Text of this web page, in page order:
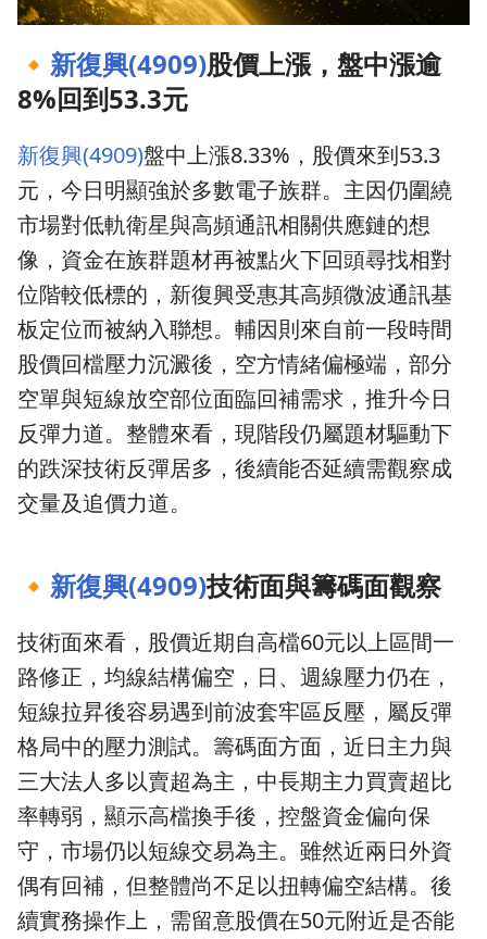
🔸 新復興(4909)股價上漲，盤中漲逾
8%回到53.3元
新復興(4909)盤中上漲8.33%，股價來到53.3
元，今日明顯強於多數電子族群。主因仍圍繞
市場對低軌衛星與高頻通訊相關供應鏈的想
像，資金在族群題材再被點火下回頭尋找相對
位階較低標的，新復興受惠其高頻微波通訊基
板定位而被納入聯想。輔因則來自前一段時間
股價回檔壓力沉澱後，空方情緒偏極端，部分
空單與短線放空部位面臨回補需求，推升今日
反彈力道。整體來看，現階段仍屬題材驅動下
的跌深技術反彈居多，後續能否延續需觀察成
交量及追價力道。
🔸 新復興(4909)技術面與籌碼面觀察
技術面來看，股價近期自高檔60元以上區間一
路修正，均線結構偏空，日、週線壓力仍在，
短線拉昇後容易遇到前波套牢區反壓，屬反彈
格局中的壓力測試。籌碼面方面，近日主力與
三大法人多以賣超為主，中長期主力買賣超比
率轉弱，顯示高檔換手後，控盤資金偏向保
守，市場仍以短線交易為主。雖然近兩日外資
偶有回補，但整體尚不足以扭轉偏空結構。後
續實務操作上，需留意股價在50元附近是否能